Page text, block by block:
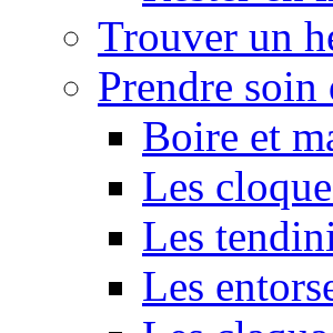
Trouver un
Prendre soin
Boire et
Les
Les
Les